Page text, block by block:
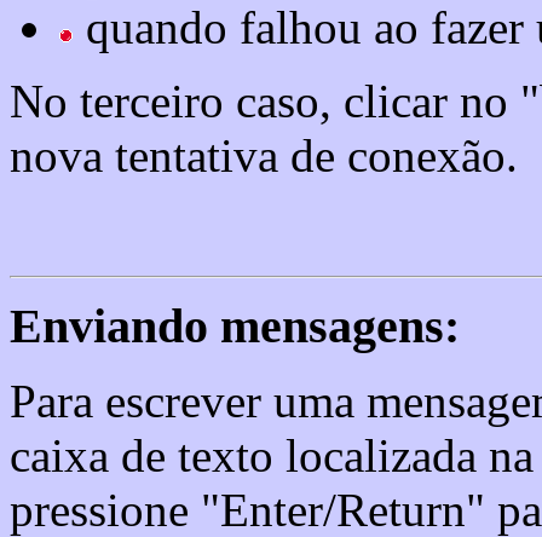
quando falhou ao fazer
No terceiro caso, clicar no
nova tentativa de conexão.
Enviando mensagens:
Para escrever uma
caixa de texto localizada
pressione "Enter/Return"